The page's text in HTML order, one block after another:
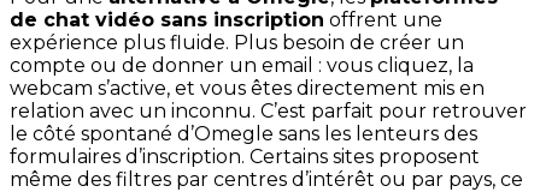
de chat vidéo sans inscription offrent une
expérience plus fluide. Plus besoin de créer un
compte ou de donner un email : vous cliquez, la
webcam s’active, et vous êtes directement mis en
relation avec un inconnu. C’est parfait pour retrouver
le côté spontané d’Omegle sans les lenteurs des
formulaires d’inscription. Certains sites proposent
même des filtres par centres d’intérêt ou par pays, ce